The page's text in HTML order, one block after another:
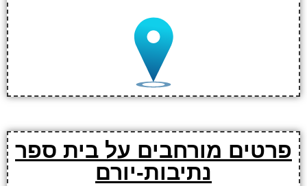
פרטים מורחבים על בית ספר
נתיבות-יורם